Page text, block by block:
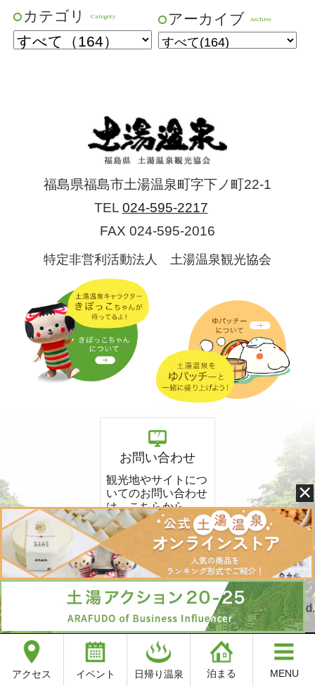
×
カテゴリ Categoty アーカイブ Archive
福島県福島市土湯温泉町字下ノ町22-1
TEL 024-595-2217
FAX 024-595-2016
特定非営利活動法人 土湯温泉観光協会
お問い合わせ
観光地やサイトにつ
いてのお問い合わせ
は、こちらから。
Copyright © 2016-2026 土湯温泉観光協会 All Rights Reserved.
アクセス イベント 日帰り温泉 泊まる MENU
泊まる 食べる
SDGsの取り組み
HOME
ようこそ土湯温泉へ
モデルコース
フォトギャラリー
イベント
お問い合わせ
秘湯温泉
絶景ドライブ
花図鑑